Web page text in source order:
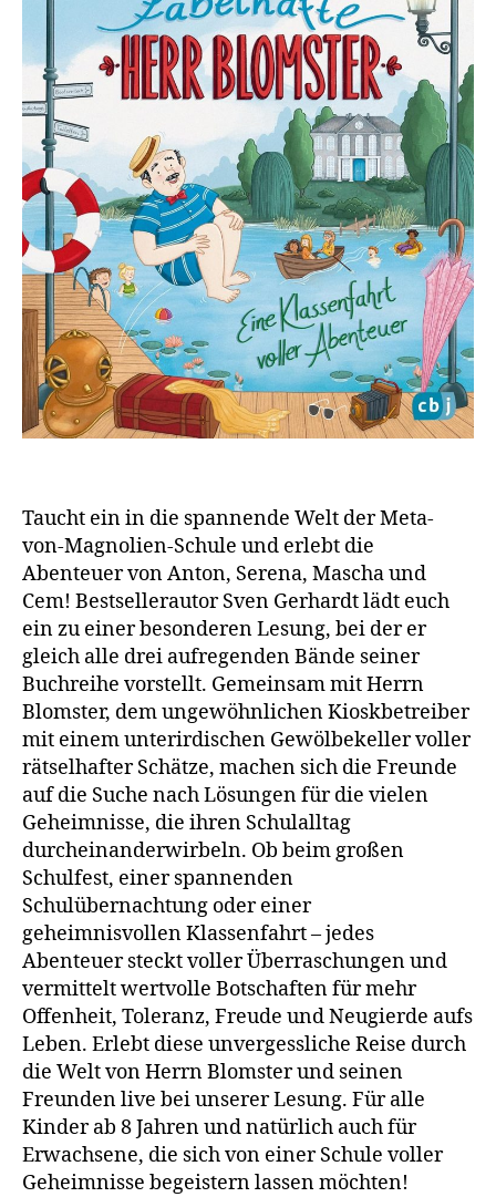
Taucht ein in die spannende Welt der Meta-
von-Magnolien-Schule und erlebt die
Abenteuer von Anton, Serena, Mascha und
Cem! Bestsellerautor Sven Gerhardt lädt euch
ein zu einer besonderen Lesung, bei der er
gleich alle drei aufregenden Bände seiner
Buchreihe vorstellt. Gemeinsam mit Herrn
Blomster, dem ungewöhnlichen Kioskbetreiber
mit einem unterirdischen Gewölbekeller voller
rätselhafter Schätze, machen sich die Freunde
auf die Suche nach Lösungen für die vielen
Geheimnisse, die ihren Schulalltag
durcheinanderwirbeln. Ob beim großen
Schulfest, einer spannenden
Schulübernachtung oder einer
geheimnisvollen Klassenfahrt – jedes
Abenteuer steckt voller Überraschungen und
vermittelt wertvolle Botschaften für mehr
Offenheit, Toleranz, Freude und Neugierde aufs
Leben. Erlebt diese unvergessliche Reise durch
die Welt von Herrn Blomster und seinen
Freunden live bei unserer Lesung. Für alle
Kinder ab 8 Jahren und natürlich auch für
Erwachsene, die sich von einer Schule voller
Geheimnisse begeistern lassen möchten!